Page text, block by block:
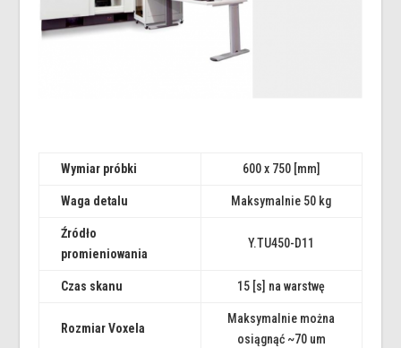
Wymiar próbki 600 x 750 [mm]
Waga detalu Maksymalnie 50 kg
Źródło
promieniowania
Y.TU450-D11
Czas skanu 15 [s] na warstwę
Rozmiar Voxela
Maksymalnie można
osiągnąć ~70 um